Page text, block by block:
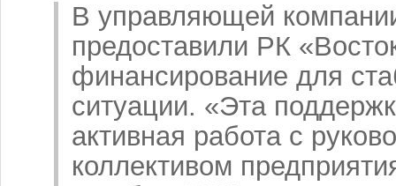
В управляющей
предоставили РК
финансирование для
ситуации. «Эта
активная работа с
коллективом